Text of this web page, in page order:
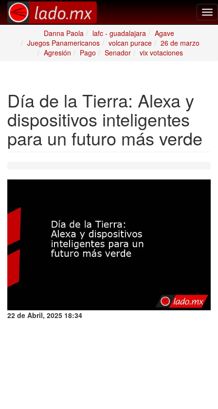
Danna Paola
lafc - guadalajara
Agave
Juegos Panamericanos
volcan purace
26 de marzo
Agresión
Pago Senador vix votaciones
Día de la Tierra: Alexa y
dispositivos inteligentes
para un futuro más verde
22 de Abril, 2025 18:34